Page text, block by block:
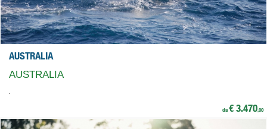
AUSTRALIA
AUSTRALIA
da€ 3.470,00